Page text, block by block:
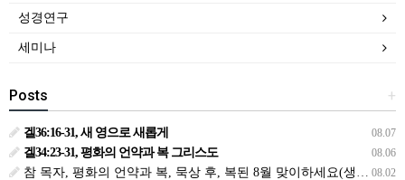
성경연구
세미나
+
Posts
08.07
겔36:16-31, 새 영으로 새롭게
08.06
겔34:23-31, 평화의 언약과 복 그리스도
08.02
참 목자, 평화의 언약과 복, 묵상 후, 복된 8월 맞이하세요(생삶,3,월) *예수생명 내생명 우리생명!